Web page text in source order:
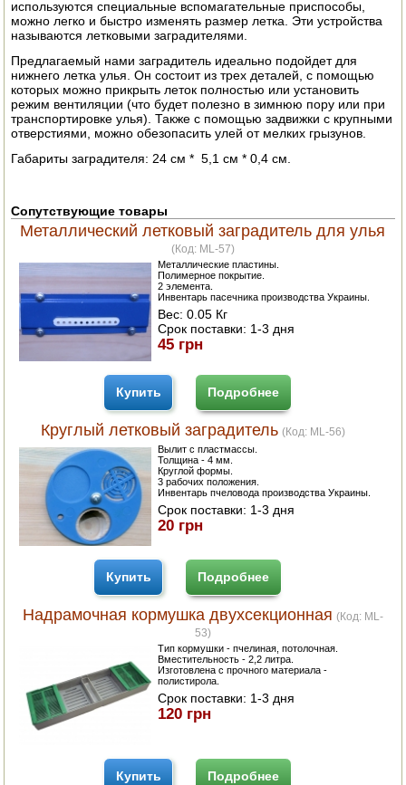
СОКОВЫЖИМАЛКИ
СУШИЛКИ ПРОДУКТОВ
СОКОВАРКИ
ТОВАРЫ ДЛЯ ЗИМЫ
ДЛЯ ФЕРМЕРА
ДОИЛЬНЫЕ АППАРАТЫ
СРЕДСТВА ОТ ВРЕДИТЕЛЕЙ
ПОСУДА ДЛЯ КУХНИ
ДУШ ДЛЯ ДАЧИ И ДОМА
МАНГАЛЫ, КОПТИЛЬНИ
ОРЕХОКОЛЫ
используются специальные вспомагательные приспособы,
можно легко и быстро изменять размер летка. Эти устройства
называются летковыми заградителями.
Предлагаемый нами заградитель идеально подойдет для
нижнего летка улья. Он состоит из трех деталей, с помощью
которых можно прикрыть леток полностью или установить
режим вентиляции (что будет полезно в зимнюю пору или при
транспортировке улья). Также с помощью задвижки с крупными
отверстиями, можно обезопасить улей от мелких грызунов.
Габариты заградителя: 24 см * 5,1 см * 0,4 см.
Сопутствующие товары
Металлический летковый заградитель для улья
(Код: ML-57)
Металлические пластины.
Полимерное покрытие.
2 элемента.
Инвентарь пасечника производства Украины.
Вес:0.05 Кг
Срок поставки: 1-3 дня
45 грн
Купить Подробнее
Круглый летковый заградитель (Код: ML-56)
Вылит с пластмассы.
Толщина - 4 мм.
Круглой формы.
3 рабочих положения.
Инвентарь пчеловода производства Украины.
Срок поставки: 1-3 дня
20 грн
Купить Подробнее
Надрамочная кормушка двухсекционная (Код: ML-
53)
Тип кормушки - пчелиная, потолочная.
Вместительность - 2,2 литра.
Изготовлена с прочного материала -
полистирола.
Срок поставки: 1-3 дня
120 грн
Купить Подробнее